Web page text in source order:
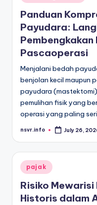
in
Panduan
Payudara:
Pascaoperasi
Menjalani bedah
benjolan kecil maupun
payudara
pemulihan fisik yang
operasi yang paling
Posted
nsvr.info July 26,
Posted
in
pajak
Risiko
Historis dalam